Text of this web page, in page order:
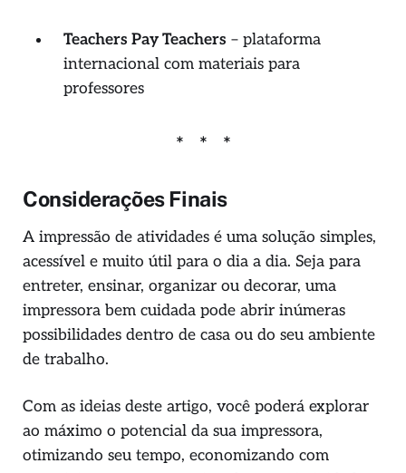
Teachers Pay Teachers – plataforma
internacional com materiais para
professores
Considerações Finais
A impressão de atividades é uma solução simples,
acessível e muito útil para o dia a dia. Seja para
entreter, ensinar, organizar ou decorar, uma
impressora bem cuidada pode abrir inúmeras
possibilidades dentro de casa ou do seu ambiente
de trabalho.
Com as ideias deste artigo, você poderá explorar
ao máximo o potencial da sua impressora,
otimizando seu tempo, economizando com